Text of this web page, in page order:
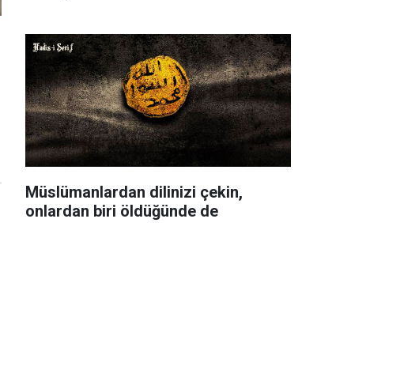
Müslümanlardan dilinizi çekin,
onlardan biri öldüğünde de